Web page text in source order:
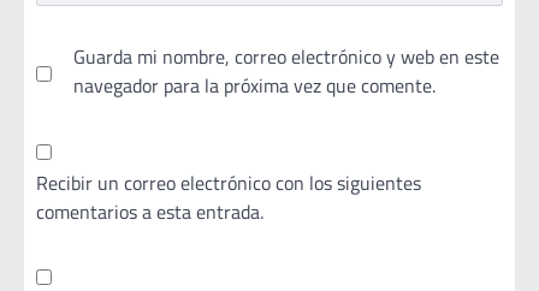
Guarda mi nombre, correo electrónico y web en este
navegador para la próxima vez que comente.
Recibir un correo electrónico con los siguientes
comentarios a esta entrada.